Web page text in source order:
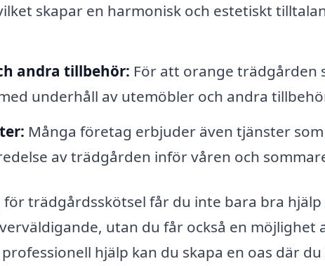
skapar en harmonisk och estetiskt
andra tillbehör: För att orange trädgården
underhåll av utemöbler och andra
Många företag erbjuder även tjänster
av trädgården inför våren och
trädgårdsskötsel får du inte bara bra hjälp
utan du får också en möjlighet
hjälp kan du skapa en oas där